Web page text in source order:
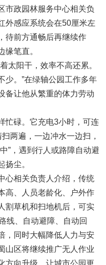
市政园林服务中心相关负
外感应系统会在50厘米左
待前方通畅后再继续作
缘笔直。
阳干，效率不高还累。
少。”在绿轴公园工作多年
备让他从繁重的体力劳动
碌。它充电3小时，可连
两遍，一边冲水一边扫，
”，遇到行人或路障自动避
扬尘。
相关负责人介绍，传统
高、人员老龄化、户外作
割草机和扫地机后，可实
线、自动避障、自动回
，同时大幅降低人力与安
山区将继续推广无人作业